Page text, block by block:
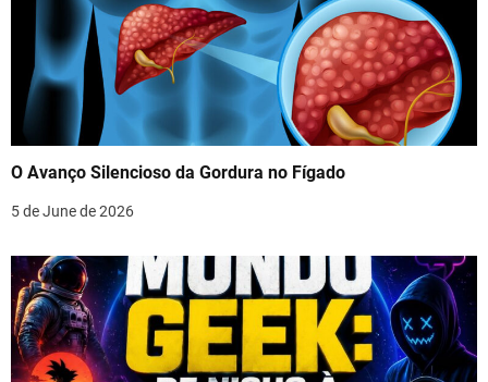
O Avanço Silencioso da Gordura no Fígado
5 de June de 2026